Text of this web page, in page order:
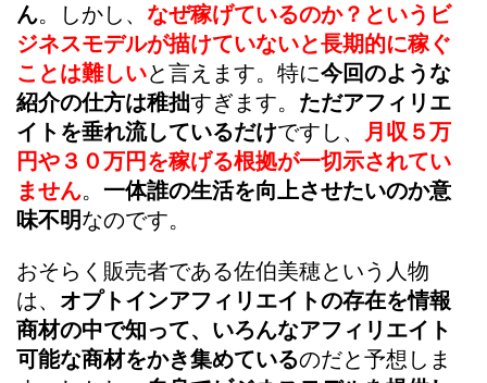
ん。しかし、 なぜ稼げているのか？というビ
ジネスモデルが描けていないと長期的に稼ぐ
ことは難しいと言えます。特に今回のような
紹介の仕方は稚拙すぎます。 ただアフィリエ
イトを垂れ流しているだけですし、
月収５万
円や３０万円を稼げる根拠が一切示されてい
ません。 一体誰の生活を向上させたいのか意
味不明なのです。
おそらく販売者である佐伯美穂という人物
は、 オプトインアフィリエイトの存在を情報
商材の中で知って、いろんなアフィリエイト
可能な商材をかき集めているのだと予想しま